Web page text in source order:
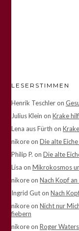
LESERSTIMMEN
Henrik Teschleron
Julius Klein on Krake
Lena aus Fürth on
nikoreon Die alte
Philip P. on Die alte
Lisa on Mikrokosmos
nikoreon Nach Kopf
Ingrid Guton Nach
nikoreon Nicht nur
fiebern
nikoreon Roger